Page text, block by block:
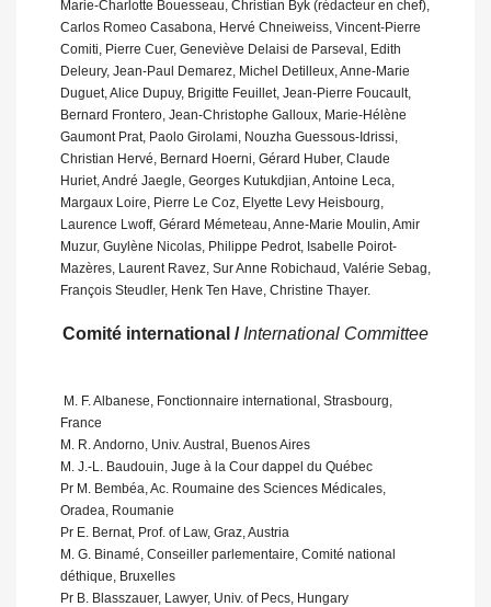
Marie-Charlotte Bouesseau, Christian Byk (rédacteur en chef),
Carlos Romeo Casabona, Hervé Chneiweiss, Vincent-Pierre
Comiti, Pierre Cuer, Geneviève Delaisi de Parseval, Edith
Deleury, Jean-Paul Demarez, Michel Detilleux, Anne-Marie
Duguet, Alice Dupuy, Brigitte Feuillet, Jean-Pierre Foucault,
Bernard Frontero, Jean-Christophe Galloux, Marie-Hélène
Gaumont Prat, Paolo Girolami, Nouzha Guessous-Idrissi,
Christian Hervé, Bernard Hoerni, Gérard Huber, Claude
Huriet, André Jaegle, Georges Kutukdjian, Antoine Leca,
Margaux Loire, Pierre Le Coz, Elyette Levy Heisbourg,
Laurence Lwoff, Gérard Mémeteau, Anne-Marie Moulin, Amir
Muzur, Guylène Nicolas, Philippe Pedrot, Isabelle Poirot-
Mazères, Laurent Ravez, Sur Anne Robichaud, Valérie Sebag,
François Steudler, Henk Ten Have, Christine Thayer.
Comité international / International Committee
 M. F. Albanese, Fonctionnaire international, Strasbourg,
France
M. R. Andorno, Univ. Austral, Buenos Aires
M. J.-L. Baudouin, Juge à la Cour dappel du Québec
Pr M. Bembéa, Ac. Roumaine des Sciences Médicales,
Oradea, Roumanie
Pr E. Bernat, Prof. of Law, Graz, Austria
M. G. Binamé, Conseiller parlementaire, Comité national
déthique, Bruxelles
Pr B. Blasszauer, Lawyer, Univ. of Pecs, Hungary